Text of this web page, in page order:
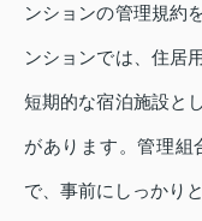
ンションの管理規約
ンションでは、住居
短期的な宿泊施設と
があります。管理組
で、事前にしっかり